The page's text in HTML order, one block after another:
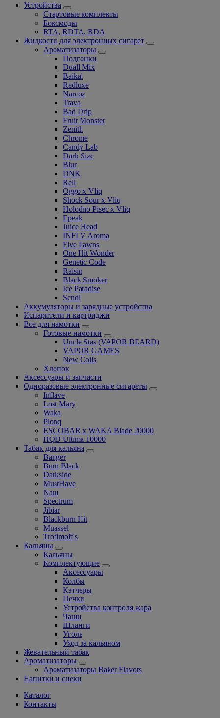
Устройства
Стартовые комплекты
Боксмоды
RTA, RDTA, RDA
Жидкости для электронных сигарет
Ароматизаторы
Подгонки
Duall Mix
Baikal
Redluxe
Narcoz
Trava
Bad Drip
Fruit Monster
Zenith
Chrome
Candy Lab
Dark Size
Blur
DNK
Rell
Oggo x Vliq
Shock Sour x Vliq
Holodno Pisec x Vliq
Epeak
Juice Head
INFLV Aroma
Five Pawns
One Hit Wonder
Genetic Code
Raisin
Black Smoker
Ice Paradise
Scndl
Аккумуляторы и зарядные устройства
Испарители и картриджи
Все для намотки
Готовые намотки
Uncle Stas (VAPOR BEARD)
VAPOR GAMES
New Coils
Хлопок
Аксессуары и запчасти
Одноразовые электронные сигареты
Inflave
Lost Mary
Waka
Plonq
ESCOBAR x WAKA Blade 20000
HQD Ultima 10000
Табак для кальяна
Banger
Burn Black
Darkside
MustHave
Nаш
Spectrum
Jibiar
Blackburn Hit
Muassel
Trofimoff's
Кальяны
Кальяны
Комплектующие
Аксессуары
Колбы
Кэтчеры
Печки
Устройства контроля жара
Чаши
Шланги
Уголь
Уход за кальяном
Жевательный табак
Ароматизаторы
Ароматизаторы Baker Flavors
Напитки и снеки
Каталог
Контакты